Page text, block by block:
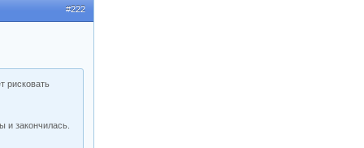
#222
рисковать
и закончилась.